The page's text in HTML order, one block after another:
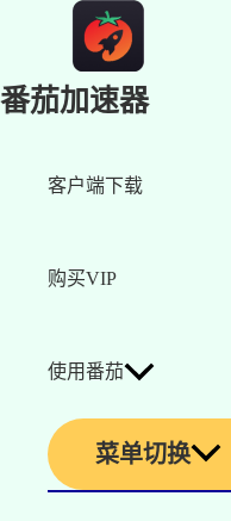
番茄加速器
客户端下载
购买VIP
使用番茄
菜单切换